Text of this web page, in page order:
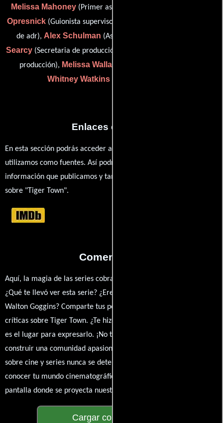
Melissa Mahoney (Primer asistente de contador),
Opresnick(Guionista supervisor),
de adr), Alex Schulman (Asistente de producción),
Searcy(Secretaria de producción),
producción), Melissa Wallace
Whitney Watkins
Enlaces externos
En esta sección podrás acceder a los recursos externos que
utilizamos como fuentes. Así podrás chequear toda la
información que publicamos y también ampliar tu conocimiento
sobre "Tiger Town".
Comentarios
Aquí, la magia de las series cobra vida a través de tus opiniones.
¿Qué te llevó ver esta serie? ¿Eres fan de Danny McBride o
Walton Goggins? Comparte tus pensamientos, emociones y
críticas sobre Tiger Town. ¿Te hizo reír, llorar o reflexionar? Este
es el lugar para expresarlo. ¡No te guardes nada! Queremos
construir una comunidad apasionada donde la conversación
sobre cine y series nunca se detenga. Únete a la charla y déjanos
conocer tu mundo cinematográfico. ¡Los comentarios son la
pantalla donde se proyecta nuestra diversidad de opiniones!
Cargar comentarios